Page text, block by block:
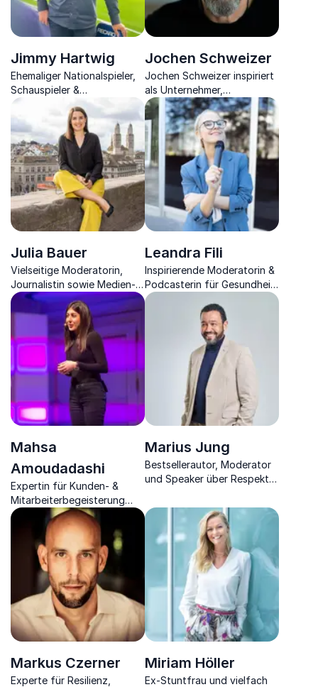
Jimmy Hartwig
Ehemaliger Nationalspieler,
Schauspieler &
Gesundheitsbotschafter
Jochen Schweizer
Jochen Schweizer inspiriert
als Unternehmer,
Extremsportler und Visionär
zu Mut, Veränderung und
dem Sprung ins Unbekannte
Julia Bauer
Vielseitige Moderatorin,
Journalistin sowie Medien-
und Rhetoriktrainerin führt
mit erfrischender
Herzlichkeit durch
Veranstaltungen.
Leandra Fili
Inspirierende Moderatorin &
Podcasterin für Gesundheit,
Innovation & unvergessliche
Mahsa
Amoudadashi
Expertin für Kunden- &
Mitarbeiterbegeisterung
sowie
Wirtschaftspsychologin.
Marius Jung
Bestsellerautor, Moderator
und Speaker über Respekt
Markus Czerner
Experte für Resilienz,
Miriam Höller
Ex-Stuntfrau und vielfach